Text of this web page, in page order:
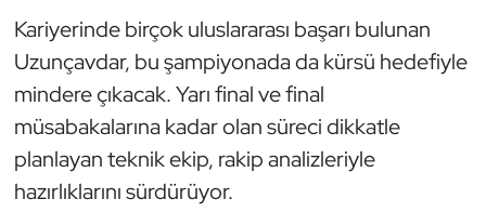
Kariyerinde birçok uluslararası başarı bulunan
Uzunçavdar, bu şampiyonada da kürsü hedefiyle
mindere çıkacak. Yarı final ve final
müsabakalarına kadar olan süreci dikkatle
planlayan teknik ekip, rakip analizleriyle
hazırlıklarını sürdürüyor.
Judo ve Kuraş
Kano ve Rafting
Karate
Kayak